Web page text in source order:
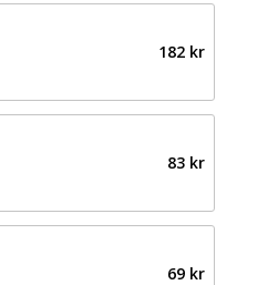
182 kr
83 kr
69 kr